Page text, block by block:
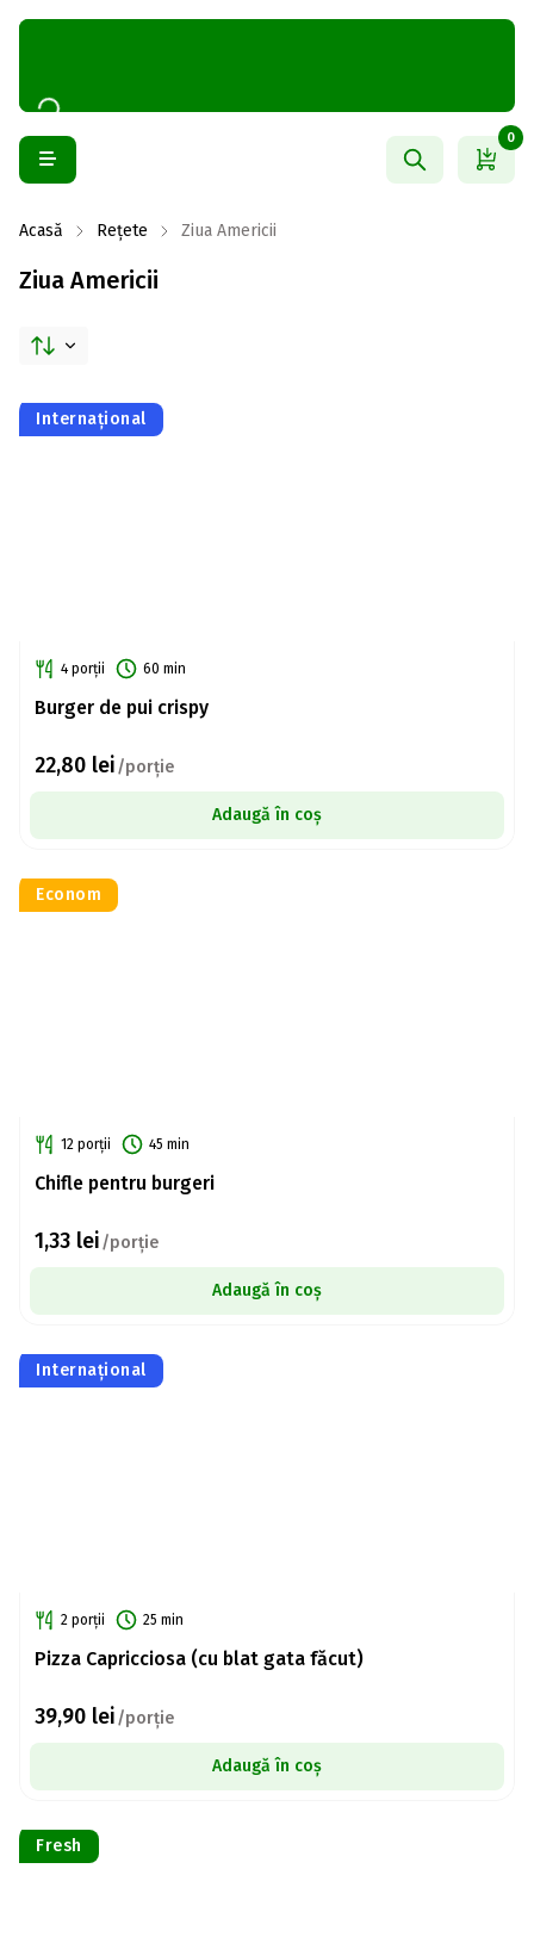
0
Acasă Rețete Ziua Americii
Ziua Americii
Internațional
4 porții 60 min
Burger de pui crispy
22,80 lei/porție
Adaugă în coș
Econom
12 porții 45 min
Chifle pentru burgeri
1,33 lei/porție
Adaugă în coș
Internațional
2 porții 25 min
Pizza Capricciosa (cu blat gata făcut)
39,90 lei/porție
Adaugă în coș
Fresh